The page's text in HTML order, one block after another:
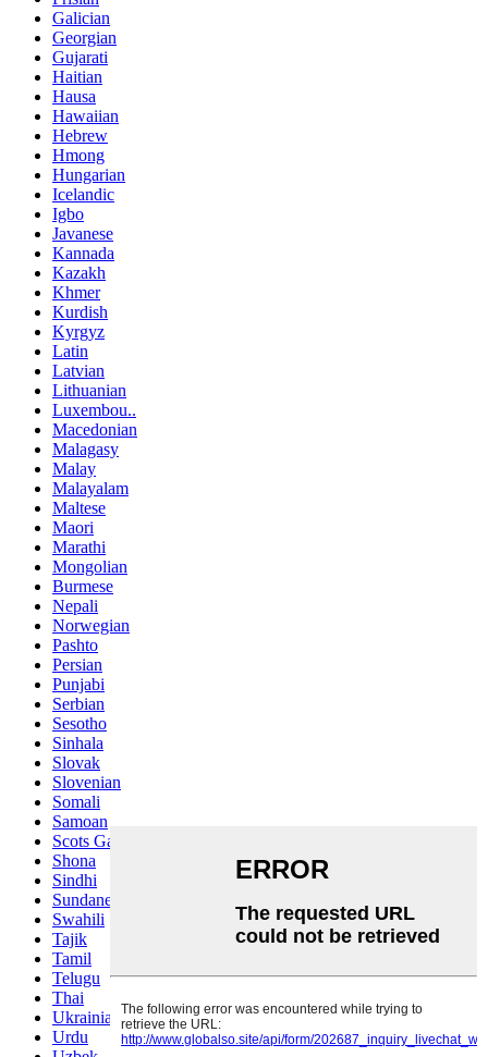
Galician
Georgian
Gujarati
Haitian
Hausa
Hawaiian
Hebrew
Hmong
Hungarian
Icelandic
Igbo
Javanese
Kannada
Kazakh
Khmer
Kurdish
Kyrgyz
Latin
Latvian
Lithuanian
Luxembou..
Macedonian
Malagasy
Malay
Malayalam
Maltese
Maori
Marathi
Mongolian
Burmese
Nepali
Norwegian
Pashto
Persian
Punjabi
Serbian
Sesotho
Sinhala
Slovak
Slovenian
Somali
Samoan
Scots Gaelic
Shona
Sindhi
Sundanese
Swahili
Tajik
Tamil
Telugu
Thai
Ukrainian
Urdu